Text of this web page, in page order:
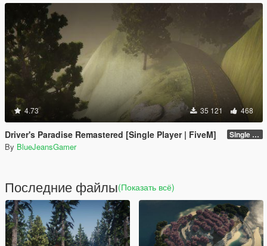
4.73 35 121 468
Driver's Paradise Remastered [Single Player | FiveM] Single Player
By BlueJeansGamer
Последние файлы(Показать всё)